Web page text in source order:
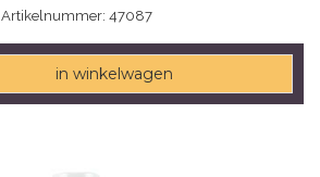
Artikelnummer: 47087
in winkelwagen